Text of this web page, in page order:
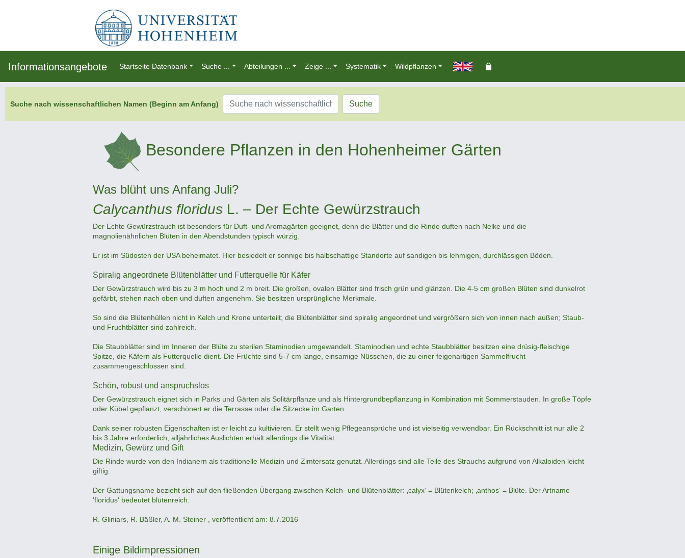
Informationsangebote Startseite Datenbank Suche ... Abteilungen ... Zeige ... Systematik Wildpflanzen
Suche nach wissenschaftlichen Namen (Beginn am Anfang) Suche
Besondere Pflanzen in den Hohenheimer Gärten
Was blüht uns Anfang Juli?
Calycanthus floridus L. – Der Echte Gewürzstrauch
Der Echte Gewürzstrauch ist besonders für Duft- und Aromagärten geeignet, denn die Blätter und die Rinde duften nach Nelke und die
magnolienähnlichen Blüten in den Abendstunden typisch würzig.
Er ist im Südosten der USA beheimatet. Hier besiedelt er sonnige bis halbschattige Standorte auf sandigen bis lehmigen, durchlässigen Böden.
Spiralig angeordnete Blütenblätter und Futterquelle für Käfer
Der Gewürzstrauch wird bis zu 3 m hoch und 2 m breit. Die großen, ovalen Blätter sind frisch grün und glänzen. Die 4-5 cm großen Blüten sind dunkelrot
gefärbt, stehen nach oben und duften angenehm. Sie besitzen ursprüngliche Merkmale.
So sind die Blütenhüllen nicht in Kelch und Krone unterteilt; die Blütenblätter sind spiralig angeordnet und vergrößern sich von innen nach außen; Staub-
und Fruchtblätter sind zahlreich.
Die Staubblätter sind im Inneren der Blüte zu sterilen Staminodien umgewandelt. Staminodien und echte Staubblätter besitzen eine drüsig-fleischige
Spitze, die Käfern als Futterquelle dient. Die Früchte sind 5-7 cm lange, einsamige Nüsschen, die zu einer feigenartigen Sammelfrucht
zusammengeschlossen sind.
Schön, robust und anspruchslos
Der Gewürzstrauch eignet sich in Parks und Gärten als Solitärpflanze und als Hintergrundbepflanzung in Kombination mit Sommerstauden. In große Töpfe
oder Kübel gepflanzt, verschönert er die Terrasse oder die Sitzecke im Garten.
Dank seiner robusten Eigenschaften ist er leicht zu kultivieren. Er stellt wenig Pflegeansprüche und ist vielseitig verwendbar. Ein Rückschnitt ist nur alle 2
bis 3 Jahre erforderlich, alljährliches Auslichten erhält allerdings die Vitalität.
Medizin, Gewürz und Gift
Die Rinde wurde von den Indianern als traditionelle Medizin und Zimtersatz genutzt. Allerdings sind alle Teile des Strauchs aufgrund von Alkaloiden leicht
giftig.
Der Gattungsname bezieht sich auf den fließenden Übergang zwischen Kelch- und Blütenblätter: ‚calyx‘ = Blütenkelch; ‚anthos‘ = Blüte. Der Artname
'floridus' bedeutet blütenreich.
R. Gliniars, R. Bäßler, A. M. Steiner , veröffentlicht am: 8.7.2016
Einige Bildimpressionen